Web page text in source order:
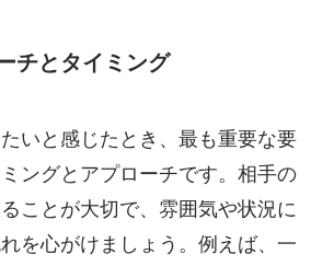
チとタイミング
いと感じたとき、最も重要な要
ングとアプローチです。相手の
ことが大切で、雰囲気や状況に
を心がけましょう。例えば、一